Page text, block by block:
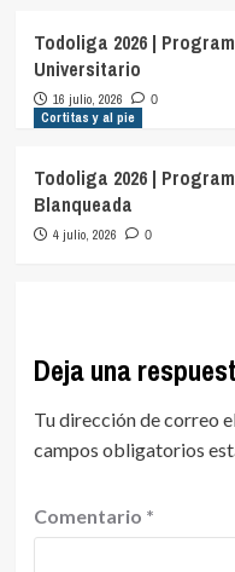
Todoliga 2026 |
Universitario
16 julio, 2026 0
Cortitas y al pie
Todoliga 2026 |
Blanqueada
4 julio, 2026 0
Deja una
Tu dirección de correo
campos obligatorios
Comentario *